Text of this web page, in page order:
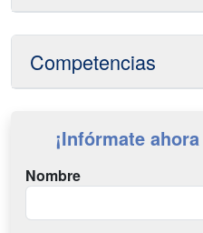
Competencias
¡Infórmate
Nombre